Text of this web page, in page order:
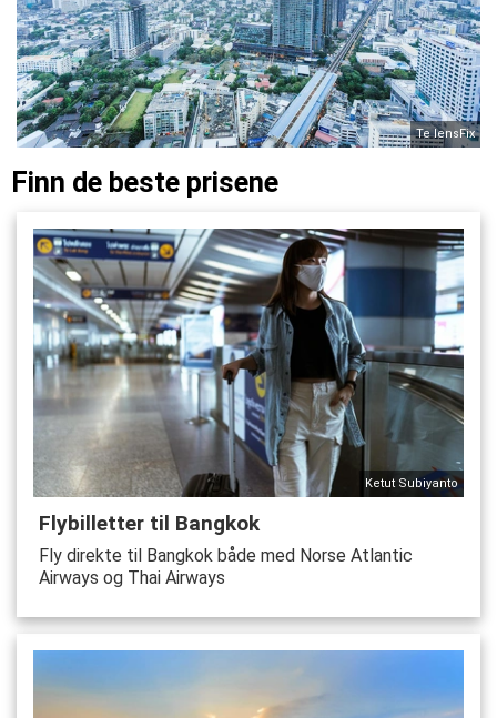
Te lensFix
Finn de beste prisene
Ketut Subiyanto
Flybilletter til Bangkok
Fly direkte til Bangkok både med Norse Atlantic
Airways og Thai Airways